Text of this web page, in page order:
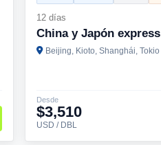
12 días
China y Japón express
Beijing, Kioto, Shanghái, Tokio
Desde
$3,510
USD / DBL